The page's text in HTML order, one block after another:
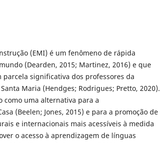
(EMI) é um fenômeno de rápida
(Dearden, 2015; Martinez, 2016) e que
significativa dos professores da
Maria (Hendges; Rodrigues; Pretto, 2020).
como uma alternativa para a
(Beelen; Jones, 2015) e para a promoção de
e internacionais mais acessíveis à medida
o acesso à aprendizagem de línguas